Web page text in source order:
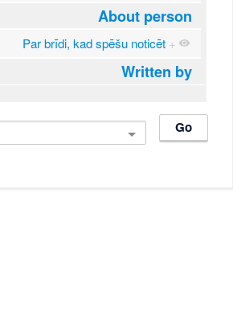
About person
Par brīdi, kad spēšu noticēt +
Written by